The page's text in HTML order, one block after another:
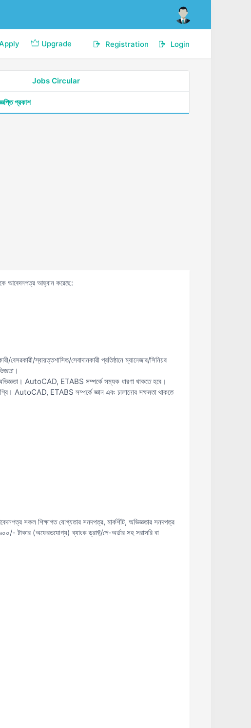
Upgrade Login
Registration
Jobs Circular
প্রকাশ
আবেদনপত্র আহ্বান করেছে:
স্বায়ত্তশাসিত/সেবাদানকারী প্রতিষ্ঠানে ম্যানেজার/সিনিয়র
অভিজ্ঞতা। AutoCAD, ETABS সম্পর্কে সম্যক ধারণা থাকতে হবে।
ডিগ্রি। AutoCAD, ETABS সম্পর্কে জ্ঞান এবং চালানোর সক্ষমতা থাকতে
সকল শিক্ষাগত যোগ্যতার সনদপত্র, মার্কশীট, অভিজ্ঞতার সনদপত্র
টাকার (অফেরতযোগ্য) ব্যাংক ড্রাফ্ট/পে-অর্ডার সহ সরাসরি বা